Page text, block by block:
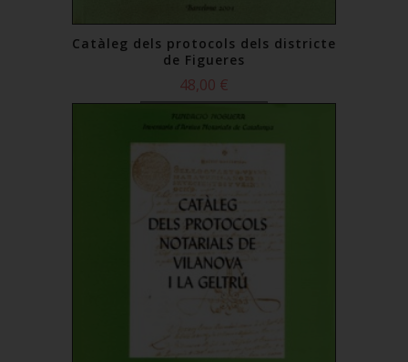
Catàleg dels protocols dels districte
de Figueres
48,00 €